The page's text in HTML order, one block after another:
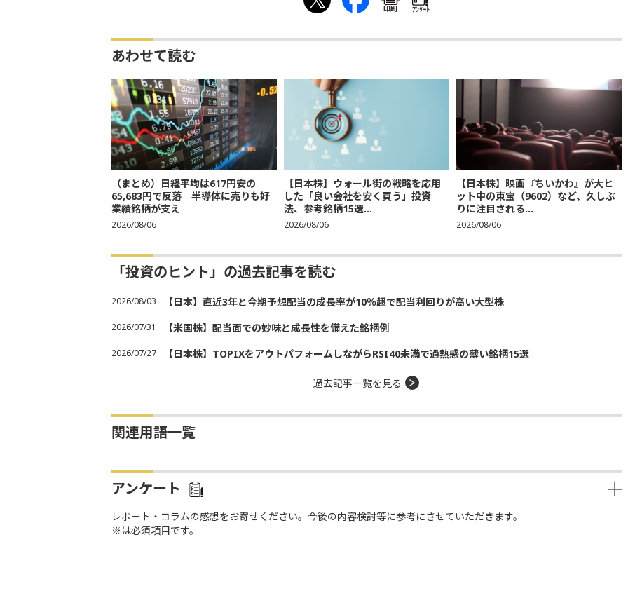
印刷 ｱﾝｹｰﾄ
あわせて読む
（まとめ）日経平均は617円安の
65,683円で反落 半導体に売りも好
業績銘柄が支え
2026/08/06
【日本株】ウォール街の戦略を応用
した「良い会社を安く買う」投資
法、参考銘柄15選...
2026/08/06
【日本株】映画『ちいかわ』が大ヒ
ット中の東宝（9602）など、久しぶ
りに注目される...
2026/08/06
「投資のヒント」の過去記事を読む
2026/08/03 【日本】直近3年と今期予想配当の成長率が10％超で配当利回りが高い大型株
2026/07/31 【米国株】配当面での妙味と成長性を備えた銘柄例
2026/07/27 【日本株】TOPIXをアウトパフォームしながらRSI40未満で過熱感の薄い銘柄15選
過去記事一覧を見る
関連用語一覧
アンケート
レポート・コラムの感想をお寄せください。今後の内容検討等に参考にさせていただきます。
※は必須項目です。